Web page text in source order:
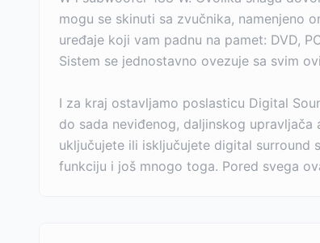
mogu se skinuti sa zvučnika, namenjeno
uređaje koji vam padnu na pamet: DVD,
Sistem se jednostavno ovezuje sa svim
I za kraj ostavljamo poslasticu Digital
do sada neviđenog, daljinskog
uključujete ili isključujete digital
funkciju i još mnogo toga. Pored svega